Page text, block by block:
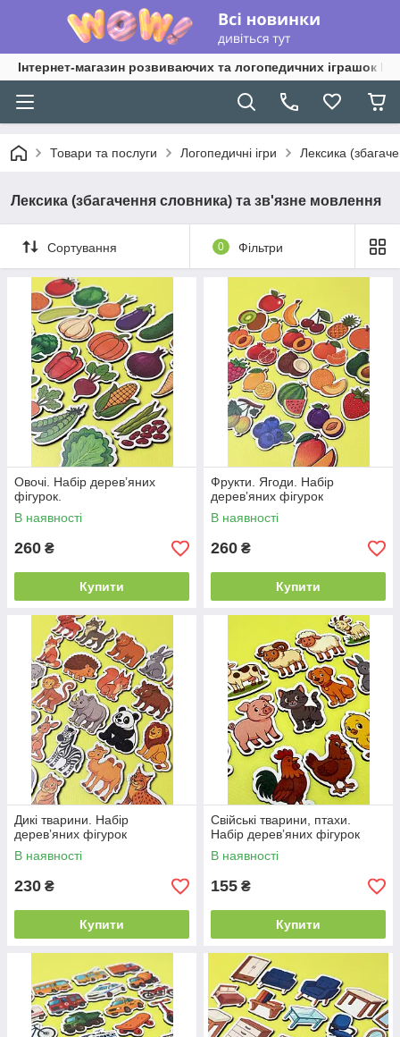
Інтернет-магазин розвиваючих та логопедичних іграшок
Товари та послуги Логопедичні ігри Лексика
Лексика (збагачення словника) та зв'язне мовлення
Сортування 0 Фільтри
Овочі. Набір деревʼяних
фігурок.
В наявності
260 ₴
Купити
Фрукти. Ягоди. Набір
деревʼяних фігурок
В наявності
260 ₴
Купити
Дикі тварини. Набір
деревʼяних фігурок
В наявності
230 ₴
Купити
Свійські тварини, птахи.
Набір деревʼяних фігурок
В наявності
155 ₴
Купити